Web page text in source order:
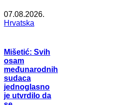
07.08.2026.
Hrvatska
Mišetić: Svih
osam
međunarodnih
sudaca
jednoglasno
je utvrdilo da